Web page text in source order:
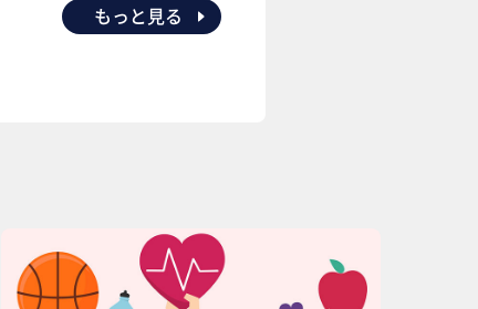
もっと見る